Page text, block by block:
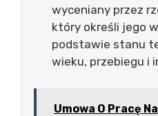
wyceniany przez
który określi jego
podstawie stanu
wieku, przebiegu i
Umowa O Pracę